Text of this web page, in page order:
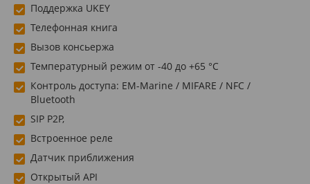
Поддержка UKEY
Телефонная книга
Вызов консьержа
Температурный режим от -40 до +65 °С
Контроль доступа: EM-Marine / MIFARE / NFC /
Bluetooth
SIP P2P,
Встроенное реле
Датчик приближения
Открытый API